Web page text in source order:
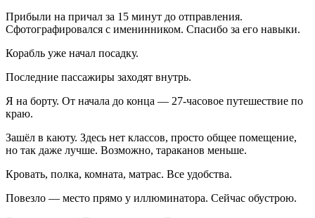
Прибыли на причал за 15 минут до отправления.
Сфотографировался с именинником. Спасибо за его навыки.
Корабль уже начал посадку.
Последние пассажиры заходят внутрь.
Я на борту. От начала до конца — 27-часовое путешествие по
краю.
Зашёл в каюту. Здесь нет классов, просто общее помещение,
но так даже лучше. Возможно, тараканов меньше.
Кровать, полка, комната, матрас. Все удобства.
Повезло — место прямо у иллюминатора. Сейчас обустрою.